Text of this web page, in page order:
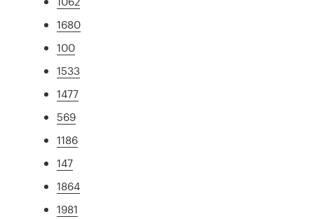
1680
100
1533
1477
569
1186
147
1864
1981